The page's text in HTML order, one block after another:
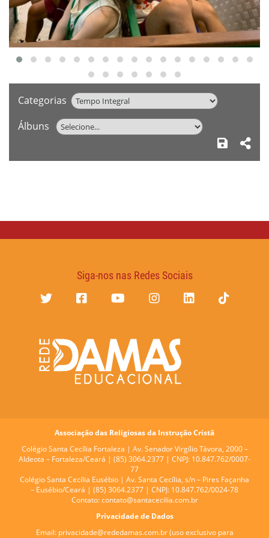
Categorias
Álbuns
Siga-nos nas Redes Sociais
Associação das Religiosas da Instrução Cristã
Colégio Santa Cecília Fortaleza | Av. Senador Virgílio Távora, 2000 –
Aldeota – Fortaleza/Ceará | (85) 3064.2377 | CNPJ: 10.847.762/0007-
77
Colégio Santa Cecília Eusébio | Av. Santa Cecília, s/n – Pires Façanha
– Eusébio/Ceará | (85) 3064.2377 | CNPJ: 10.847.762/0024-78
Contato: contato@santacecilia.com.br
Privacidade de Dados
Email: privacidade@rededamas.com.br(uso exclusivo para